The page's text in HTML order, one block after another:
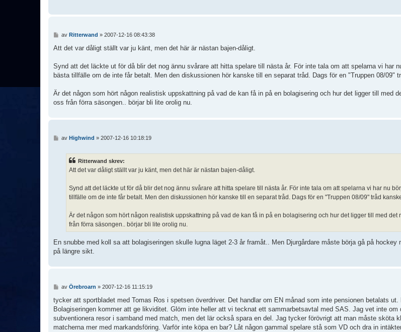
l
g
av Ritterwand » 2007-12-16 08:43:38
Att det var dåligt ställt var ju känt, men det här är nästan bajen-dåligt.
Synd att det läckte ut för då blir det nog ännu svårare att hitta spelare till nästa år. För inte tala om att spelarna vi har
bästa tillfälle om de inte får betalt. Men den diskussionen hör kanske till en separat tråd. Dags för en "Truppen 08/09"
Är det någon som hört någon realistisk uppskattning på vad de kan få in på en bolagisering och hur det ligger till med
oss från förra säsongen.. börjar bli lite orolig nu.
av Highwind » 2007-12-16 10:18:19
Ritterwand skrev:
Att det var dåligt ställt var ju känt, men det här är nästan bajen-dåligt.
Synd att det läckte ut för då blir det nog ännu svårare att hitta spelare till nästa år. För inte tala om att spelarna vi har nu
tillfälle om de inte får betalt. Men den diskussionen hör kanske till en separat tråd. Dags för en "Truppen 08/09" tråd
Är det någon som hört någon realistisk uppskattning på vad de kan få in på en bolagisering och hur det ligger till med det
från förra säsongen.. börjar bli lite orolig nu.
En snubbe med koll sa att bolagiseringen skulle lugna läget 2-3 år framåt.. Men Djurgårdare måste börja gå på
på längre sikt.
l
ä
g
g
av Örebroarn » 2007-12-16 11:15:19
tycker att sportbladet med Tomas Ros i spetsen överdriver. Det handlar om EN månad som inte pensionen betalats
Bolagiseringen kommer att ge likviditet. Glöm inte heller att vi tecknat ett sammarbetsavtal med SAS. Jag vet inte om
subventionera resor i samband med match, men det lär också spara en del. Jag tycker förövrigt att man måste sköta
matcherna mer med markandsföring. Varför inte köpa en bar? Låt någon gammal spelare stå som VD och dra in